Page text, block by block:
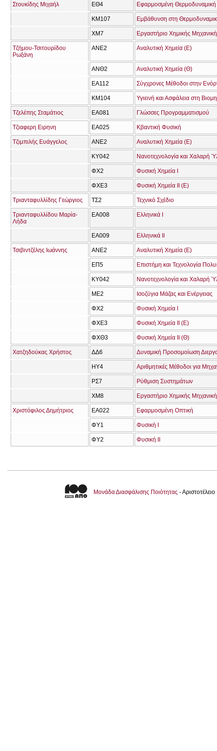
Στουκίδης Μιχαήλ ΕΘ4 Εφαρμοσμένη Θερμοδυναμική
ΚΜ107 Εμβάθυνση στη
ΧΜ7 Εργαστήριο Χημικής
Τζήμου-Τσιτουρίδου
Ρωξάνη
ΑΝΕ2 Αναλυτική Χημεία (Ε)
ΑΝΘ2 Αναλυτική Χημεία (Θ)
ΕΑ112 Σύγχρονες Μέθοδοι στην
ΚΜ104 Υγιεινή και Ασφάλεια στη
Τζελέπης Σταμάτιος ΕΑ081 Γλώσσες Προγραμματισμού
Τζιαφερη Ειρηνη ΕΑ025 Κβαντική Φυσική
Τζιμπιλής Ευάγγελος ΑΝΕ2 Αναλυτική Χημεία (Ε)
ΚΥ042 Νανοτεχνολογία και Χαλαρή
ΦΧ2 Φυσική Χημεία Ι
ΦΧΕ3 Φυσική Χημεία ΙΙ (Ε)
Τριανταφυλλίδης Γεώργιος ΤΣ2 Τεχνικό Σχέδιο
Τριανταφυλλίδου Μαρία-
Λήδα
ΕΑ008 Ελληνικά Ι
ΕΑ009 Ελληνικά ΙΙ
Τσιβιντζέλης Ιωάννης ΑΝΕ2 Αναλυτική Χημεία (Ε)
ΕΠ5 Επιστήμη και Τεχνολογία
ΚΥ042 Νανοτεχνολογία και Χαλαρή
ΜΕ2 Ισοζύγια Μάζας και Ενέργειας
ΦΧ2 Φυσική Χημεία Ι
ΦΧΕ3 Φυσική Χημεία ΙΙ (Ε)
ΦΧΘ3 Φυσική Χημεία ΙΙ (Θ)
Χατζηδούκας Χρήστος ΔΔ6 Δυναμική Προσομοίωση
ΗΥ4 Αριθμητικές Μέθοδοι για
ΡΣ7 Ρύθμιση Συστημάτων
ΧΜ8 Εργαστήριο Χημικής
Χριστόφιλος Δημήτριος ΕΑ022 Εφαρμοσμένη Οπτική
ΦΥ1 Φυσική Ι
ΦΥ2 Φυσική ΙΙ
Μονάδα Διασφάλισης Ποιότητας -